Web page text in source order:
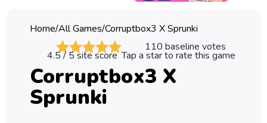
Games
Car
Games
Run
Home/All Games/Corruptbox3 X Sprunki
110 baseline votes
4.5/ 5 site score Tap a star to rate this game
Corruptbox3 X
Sprunki